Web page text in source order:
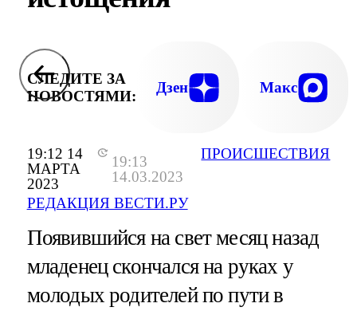
19:12 14
МАРТА
2023
19:13
14.03.2023
РЕДАКЦИЯ ВЕСТИ.РУ
ПРОИСШЕСТВИЯ
СЛЕДИТЕ ЗА
НОВОСТЯМИ:
Дзен Макс
Появившийся на свет месяц назад
младенец скончался на руках у
молодых родителей по пути в